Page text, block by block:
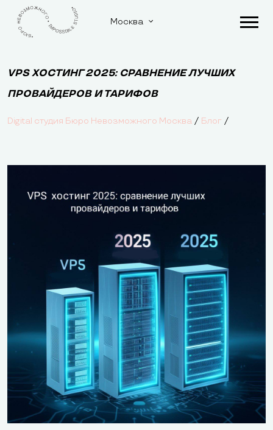
Москва
VPS ХОСТИНГ 2025: СРАВНЕНИЕ ЛУЧШИХ
ПРОВАЙДЕРОВ И ТАРИФОВ
Digital студия Бюро Невозможного Москва / Блог /